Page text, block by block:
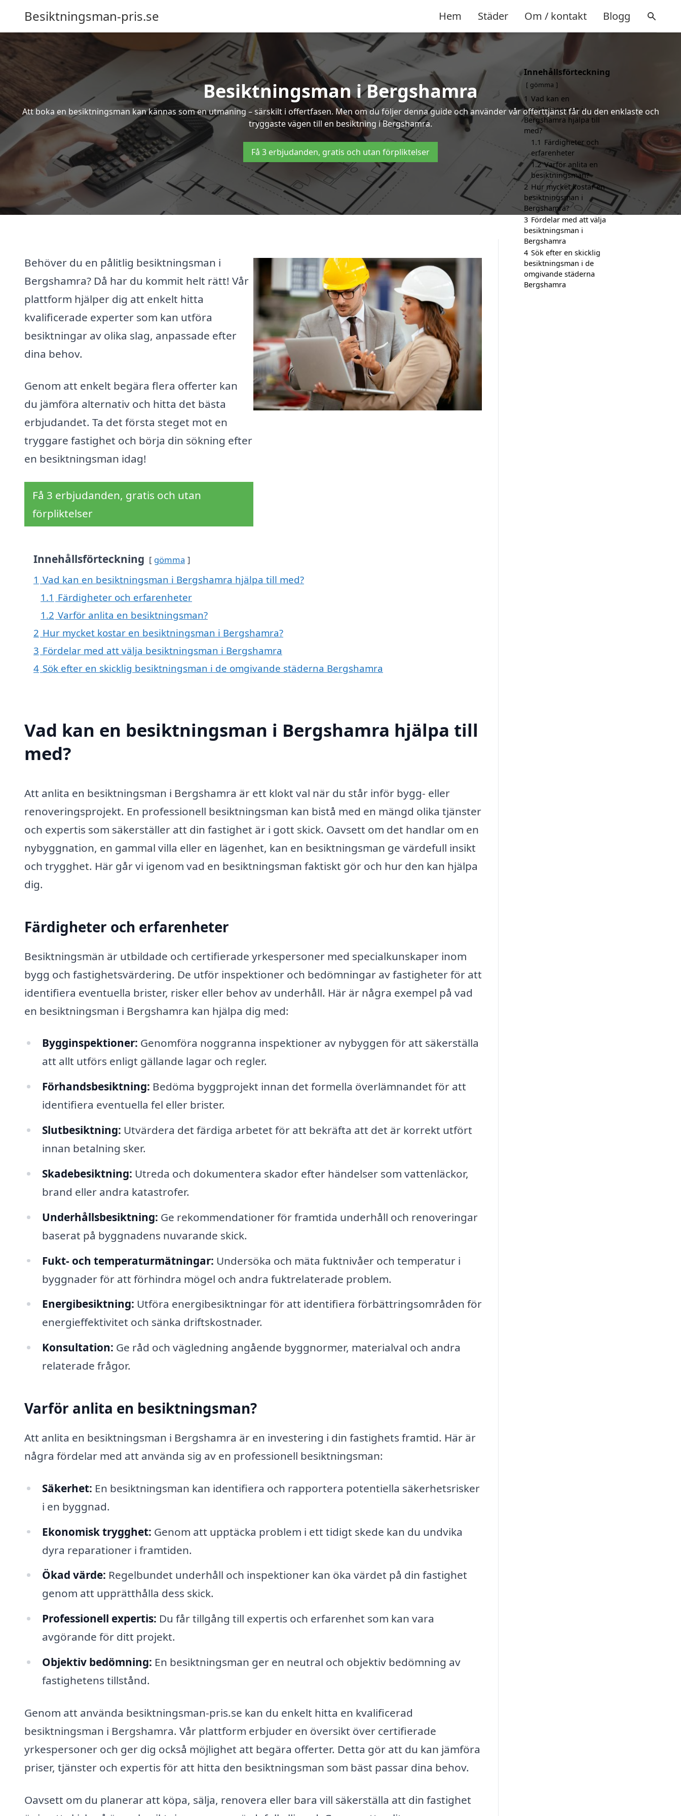
Besiktningsman-pris.se Hem Städer Om / kontakt Blogg
Besiktningsman i Bergshamra
Att boka en besiktningsman kan kännas som en utmaning – särskilt i offertfasen. Men om du följer denna guide och använder vår offerttjänst får du den enklaste och
tryggaste vägen till en besiktning i Bergshamra.
Få 3 erbjudanden, gratis och utan förpliktelser
Behöver du en pålitlig besiktningsman i
Bergshamra? Då har du kommit helt rätt! Vår
plattform hjälper dig att enkelt hitta
kvalificerade experter som kan utföra
besiktningar av olika slag, anpassade efter
dina behov.
Genom att enkelt begära flera offerter kan
du jämföra alternativ och hitta det bästa
erbjudandet. Ta det första steget mot en
tryggare fastighet och börja din sökning efter
en besiktningsman idag!
Få 3 erbjudanden, gratis och utan
förpliktelser
Innehållsförteckning gömma
1 Vad kan en besiktningsman i Bergshamra hjälpa till med?
1.1 Färdigheter och erfarenheter
1.2 Varför anlita en besiktningsman?
2 Hur mycket kostar en besiktningsman i Bergshamra?
3 Fördelar med att välja besiktningsman i Bergshamra
4 Sök efter en skicklig besiktningsman i de omgivande städerna Bergshamra
Vad kan en besiktningsman i Bergshamra hjälpa till
med?
Att anlita en besiktningsman i Bergshamra är ett klokt val när du står inför bygg- eller
renoveringsprojekt. En professionell besiktningsman kan bistå med en mängd olika tjänster
och expertis som säkerställer att din fastighet är i gott skick. Oavsett om det handlar om en
nybyggnation, en gammal villa eller en lägenhet, kan en besiktningsman ge värdefull insikt
och trygghet. Här går vi igenom vad en besiktningsman faktiskt gör och hur den kan hjälpa
dig.
Färdigheter och erfarenheter
Besiktningsmän är utbildade och certifierade yrkespersoner med specialkunskaper inom
bygg och fastighetsvärdering. De utför inspektioner och bedömningar av fastigheter för att
identifiera eventuella brister, risker eller behov av underhåll. Här är några exempel på vad
en besiktningsman i Bergshamra kan hjälpa dig med:
Bygginspektioner: Genomföra noggranna inspektioner av nybyggen för att säkerställa
att allt utförs enligt gällande lagar och regler.
Förhandsbesiktning: Bedöma byggprojekt innan det formella överlämnandet för att
identifiera eventuella fel eller brister.
Slutbesiktning: Utvärdera det färdiga arbetet för att bekräfta att det är korrekt utfört
innan betalning sker.
Skadebesiktning: Utreda och dokumentera skador efter händelser som vattenläckor,
brand eller andra katastrofer.
Underhållsbesiktning: Ge rekommendationer för framtida underhåll och renoveringar
baserat på byggnadens nuvarande skick.
Fukt- och temperaturmätningar: Undersöka och mäta fuktnivåer och temperatur i
byggnader för att förhindra mögel och andra fuktrelaterade problem.
Energibesiktning: Utföra energibesiktningar för att identifiera förbättringsområden för
energieffektivitet och sänka driftskostnader.
Konsultation: Ge råd och vägledning angående byggnormer, materialval och andra
relaterade frågor.
Varför anlita en besiktningsman?
Att anlita en besiktningsman i Bergshamra är en investering i din fastighets framtid. Här är
några fördelar med att använda sig av en professionell besiktningsman:
Säkerhet: En besiktningsman kan identifiera och rapportera potentiella säkerhetsrisker
i en byggnad.
Ekonomisk trygghet: Genom att upptäcka problem i ett tidigt skede kan du undvika
dyra reparationer i framtiden.
Ökad värde: Regelbundet underhåll och inspektioner kan öka värdet på din fastighet
genom att upprätthålla dess skick.
Professionell expertis: Du får tillgång till expertis och erfarenhet som kan vara
avgörande för ditt projekt.
Objektiv bedömning: En besiktningsman ger en neutral och objektiv bedömning av
fastighetens tillstånd.
Genom att använda besiktningsman-pris.se kan du enkelt hitta en kvalificerad
besiktningsman i Bergshamra. Vår plattform erbjuder en översikt över certifierade
yrkespersoner och ger dig också möjlighet att begära offerter. Detta gör att du kan jämföra
priser, tjänster och expertis för att hitta den besiktningsman som bäst passar dina behov.
Oavsett om du planerar att köpa, sälja, renovera eller bara vill säkerställa att din fastighet
Innehållsförteckning
gömma
1 Vad kan en
besiktningsman i
Bergshamra hjälpa till
med?
1.1 Färdigheter och
erfarenheter
1.2 Varför anlita en
besiktningsman?
2 Hur mycket kostar en
besiktningsman i
Bergshamra?
3 Fördelar med att välja
besiktningsman i
Bergshamra
4 Sök efter en skicklig
besiktningsman i de
omgivande städerna
Bergshamra